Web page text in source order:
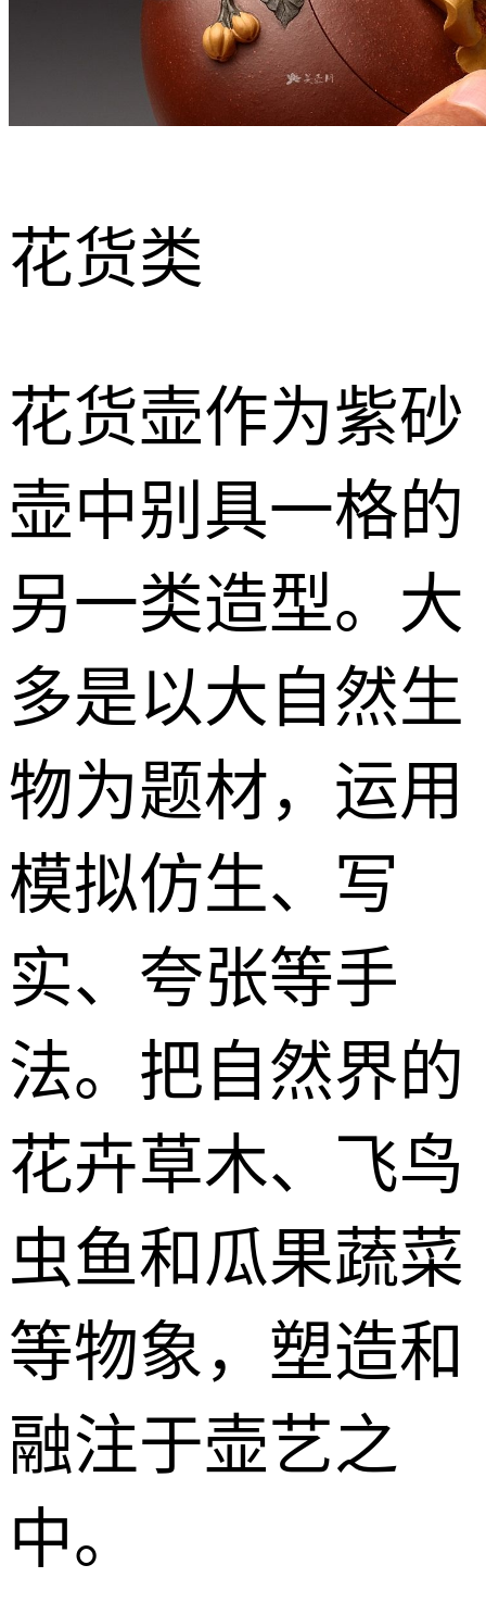
花货类
花货壶作为紫砂
壶中别具一格的
另一类造型。大
多是以大自然生
物为题材，运用
模拟仿生、写
实、夸张等手
法。把自然界的
花卉草木、飞鸟
虫鱼和瓜果蔬菜
等物象，塑造和
融注于壶艺之
中。